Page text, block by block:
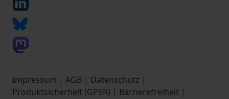
Impressum | AGB | Datenschutz |
Produktsicherheit (GPSR) | Barrierefreiheit |